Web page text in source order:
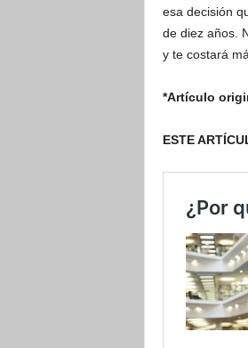
esa decisión
de diez años.
y te costará
*Artículo
ESTE